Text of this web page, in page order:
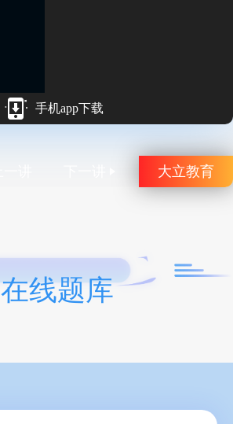
手机app下载
大立教育
在线题库